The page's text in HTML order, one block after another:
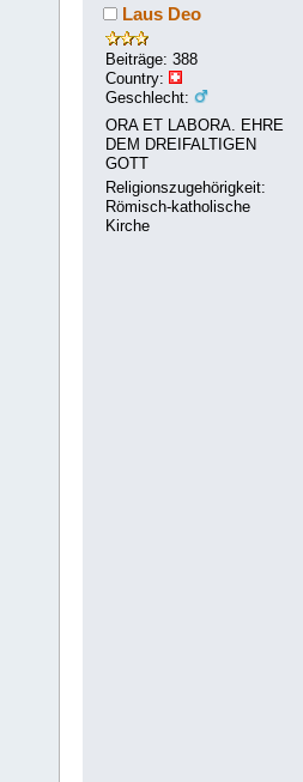
Laus Deo
Beiträge: 388
Country:
Geschlecht:
ORA ET LABORA. EHRE
DEM DREIFALTIGEN
GOTT
Religionszugehörigkeit:
Römisch-katholische
Kirche